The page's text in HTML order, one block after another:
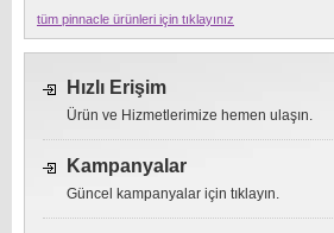
tüm pinnacle ürünleri için tıklayınız
Hızlı Erişim
Ürün ve Hizmetlerimize hemen ulaşın.
Kampanyalar
Güncel kampanyalar için tıklayın.